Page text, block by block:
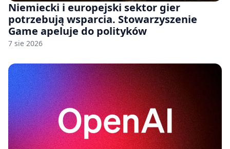
Niemiecki i europejski sektor gier
potrzebują wsparcia. Stowarzyszenie
Game apeluje do polityków
7 sie 2026